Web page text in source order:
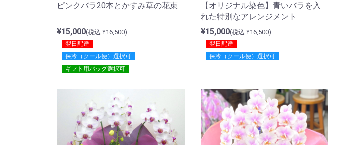
ピンクバラ20本とかすみ草の花束
¥15,000(税込 ¥16,500)
翌日配達
保冷（クール便）選択可
ギフト用バッグ選択可
【オリジナル染色】青いバラを入
れた特別なアレンジメント
¥15,000(税込 ¥16,500)
翌日配達
保冷（クール便）選択可